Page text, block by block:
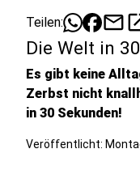
Teilen: mail
Die Welt in
Es gibt keine
Zerbst nicht
in 30 Sekunden!
Veröffentlicht: